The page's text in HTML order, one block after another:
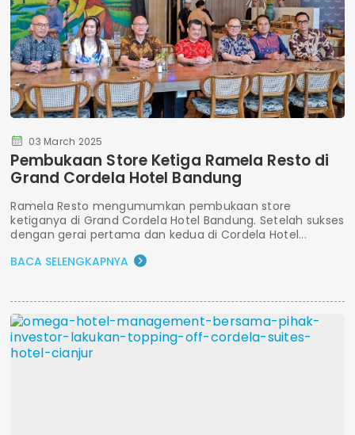
03 March 2025
Pembukaan Store Ketiga Ramela Resto di
Grand Cordela Hotel Bandung
Ramela Resto mengumumkan pembukaan store
ketiganya di Grand Cordela Hotel Bandung. Setelah sukses
dengan gerai pertama dan kedua di Cordela Hotel...
BACA SELENGKAPNYA